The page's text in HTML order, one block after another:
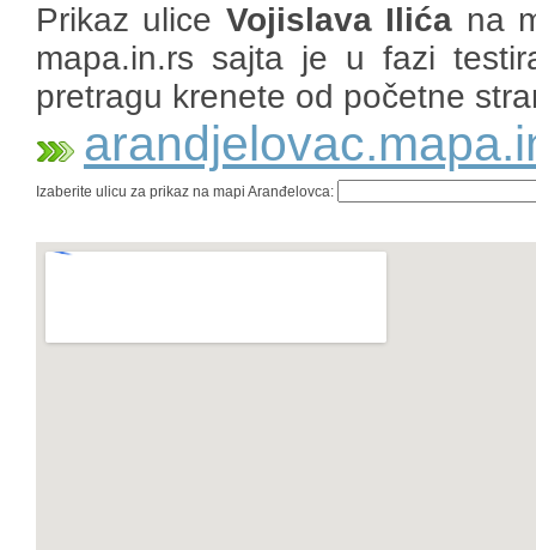
Prikaz ulice Vojislava Ilića na
mapa.in.rs sajta je u fazi
pretragu krenete od početne
Izaberite ulicu za prikaz na mapi Aranđelovca: